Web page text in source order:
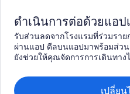
ดำเนินการต่อด้วยแอป
รับส่วนลดจากโรงแรมที่ร่วมราย
ผ่านแอป ดีลบนแอปมาพร้อมส่ว
ยังช่วยให้คุณจัดการการเดินทาง
เปลี่ย